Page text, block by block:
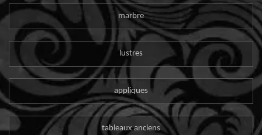
marbre
lustres
appliques
tableaux anciens